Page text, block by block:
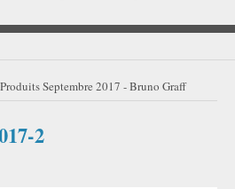
Produits Septembre 2017 - Bruno Graff
2